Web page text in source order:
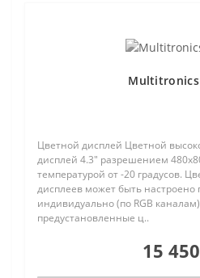
Multitronics
Цветной дисплей Цветной
дисплей 4.3" разрешением
температурой от -20 градусов.
дисплеев может быть настроено
индивидуально (по RGB
предустановленные ц..
15